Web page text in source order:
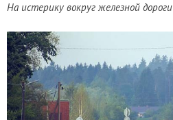
На истерику вокруг железной дороги